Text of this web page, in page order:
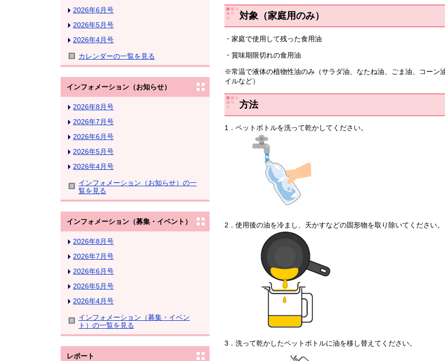
2026年6月号
2026年5月号
2026年4月号
カレンダーの一覧を見る
インフォメーション（お知らせ）
2026年8月号
2026年7月号
2026年6月号
2026年5月号
2026年4月号
インフォメーション（お知らせ）の一
覧を見る
インフォメーション（募集・イベント）
2026年8月号
2026年7月号
2026年6月号
2026年5月号
2026年4月号
インフォメーション（募集・イベン
ト）の一覧を見る
レポート
対象（家庭用のみ）
・家庭で使用して残った食用油
・賞味期限切れの食用油
※常温で液体の植物性油のみ（サラダ油、なたね油、ごま油、コーン
イルなど）
方法
1．ペットボトルを洗って乾かしてください。
​2．使用後の油を冷まし、天かすなどの固形物を取り除いてください。
3．洗って乾かしたペットボトルに油を移し替えてください。